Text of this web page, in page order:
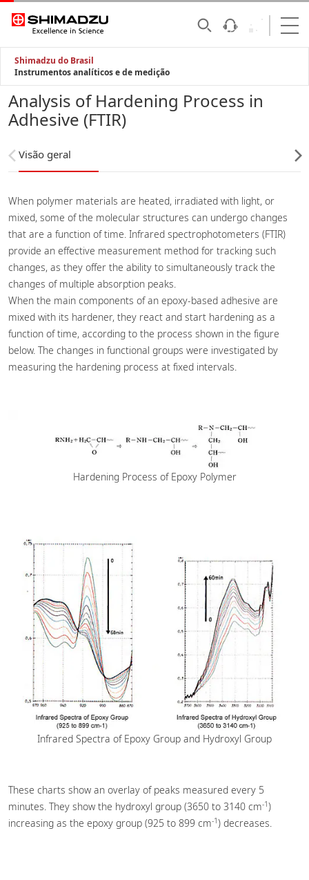
Shimadzu do Brasil
Instrumentos analíticos e de medição
Analysis of Hardening Process in
Adhesive (FTIR)
Visão geral
When polymer materials are heated, irradiated with light, or
mixed, some of the molecular structures can undergo changes
that are a function of time. Infrared spectrophotometers (FTIR)
provide an effective measurement method for tracking such
changes, as they offer the ability to simultaneously track the
changes of multiple absorption peaks.
When the main components of an epoxy-based adhesive are
mixed with its hardener, they react and start hardening as a
function of time, according to the process shown in the figure
below. The changes in functional groups were investigated by
measuring the hardening process at fixed intervals.
Hardening Process of Epoxy Polymer
Infrared Spectra of Epoxy Group and Hydroxyl Group
These charts show an overlay of peaks measured every 5
minutes. They show the hydroxyl group (3650 to 3140 cm-1)
increasing as the epoxy group (925 to 899 cm-1) decreases.